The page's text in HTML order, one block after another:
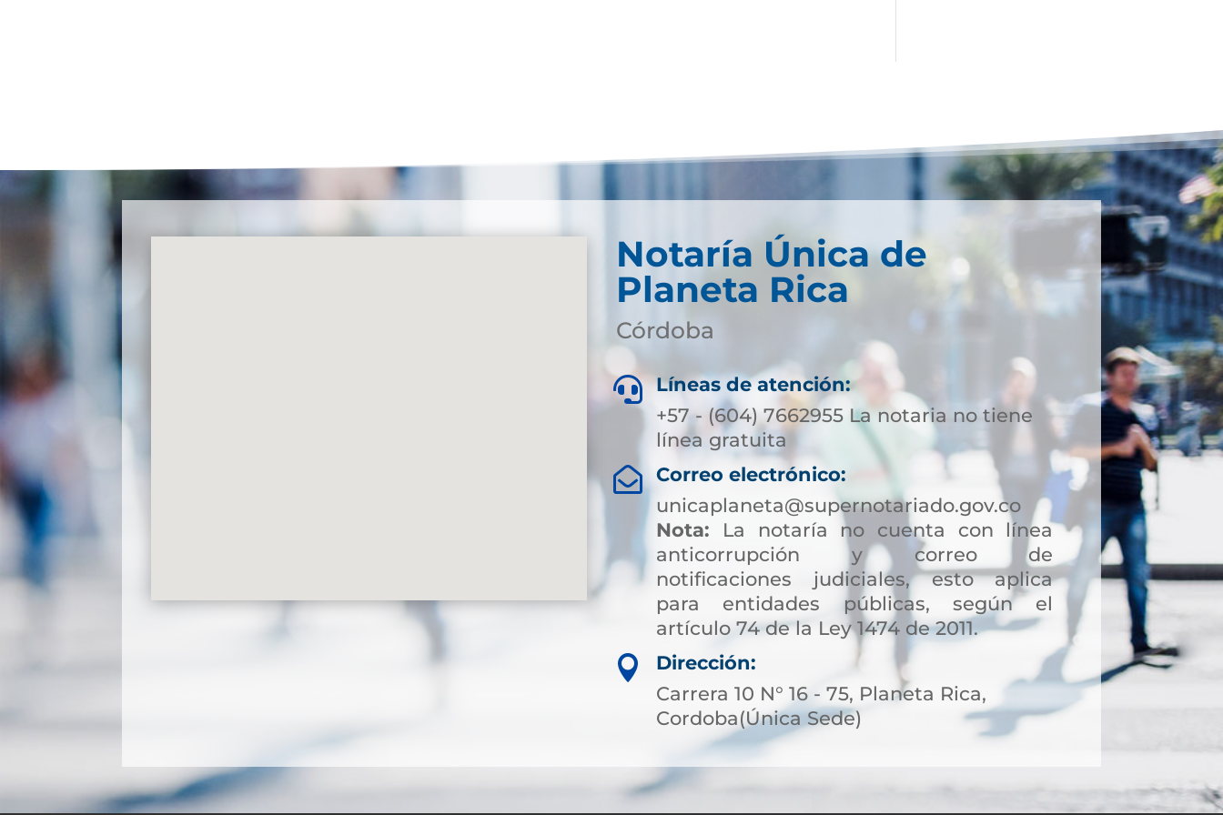
Notaría Única de
Planeta Rica
Córdoba
 Líneas de atención:
+57 - (604) 7662955 La notaria no tiene
línea gratuita

Correo electrónico:
unicaplaneta@supernotariado.gov.co
Nota: La notaría no cuenta con línea
anticorrupción y correo de
notificaciones judiciales, esto aplica
para entidades públicas, según el
artículo 74 de la Ley 1474 de 2011.

Dirección:
Carrera 10 N° 16 - 75, Planeta Rica,
Cordoba(Única Sede)